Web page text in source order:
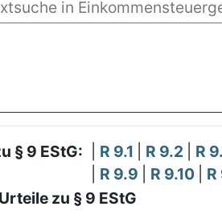
§ 9 EStG: R 9.1 R 9.2 R
R 9.9 R 9.10 R
zu § 9 EStG